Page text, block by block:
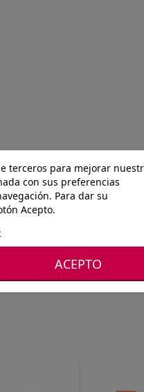
terceros para mejorar
con sus preferencias
Para dar su
Acepto.
ACEPTO